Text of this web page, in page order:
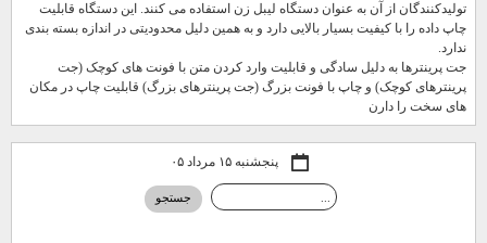
تولیدکنندگان از آن به عنوان دستگاه لیبل زن استفاده می کنند. این دستگاه قابلیت
چاپ داده را با کیفیت بسیار بالایی دارد و به همین دلیل محدودیتی در اندازه بسته بندی
ندارد.
جت پرینترها به دلیل سادگی و قابلیت وارد کردن متن با فونت های کوچک (جت
پرینترهای کوچک) و چاپ با فونت بزرگ (جت پرینترهای بزرگ) قابلیت چاپ در مکان
های سخت را دارن
پنجشنبه ۱۵ مرداد ۰۵